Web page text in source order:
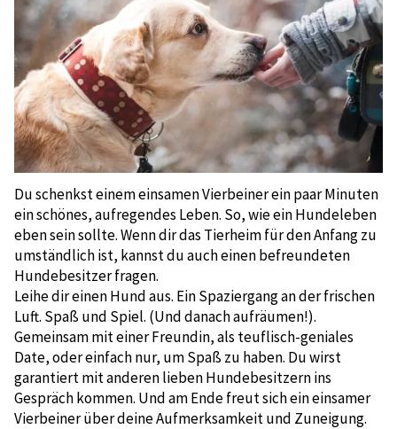
Du schenkst einem einsamen Vierbeiner ein paar Minuten
ein schönes, aufregendes Leben. So, wie ein Hundeleben
eben sein sollte. Wenn dir das Tierheim für den Anfang zu
umständlich ist, kannst du auch einen befreundeten
Hundebesitzer fragen.
Leihe dir einen Hund aus. Ein Spaziergang an der frischen
Luft. Spaß und Spiel. (Und danach aufräumen!).
Gemeinsam mit einer Freundin, als teuflisch-geniales
Date, oder einfach nur, um Spaß zu haben. Du wirst
garantiert mit anderen lieben Hundebesitzern ins
Gespräch kommen. Und am Ende freut sich ein einsamer
Vierbeiner über deine Aufmerksamkeit und Zuneigung.